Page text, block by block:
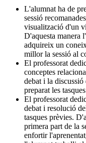
L'alumnat ha de
sessió
visualització d'un
D'aquesta manera
adquireix un
millor la sessió al
El professorat
conceptes
debat i la
preparat les
El professorat
debat i resolució
tasques prèvies.
primera part de la
enfortir